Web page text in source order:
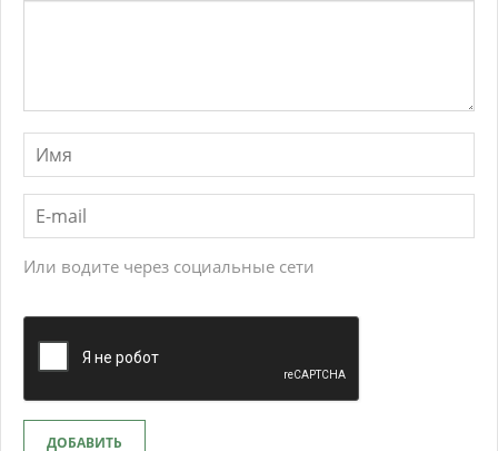
Или водите через социальные сети
ДОБАВИТЬ